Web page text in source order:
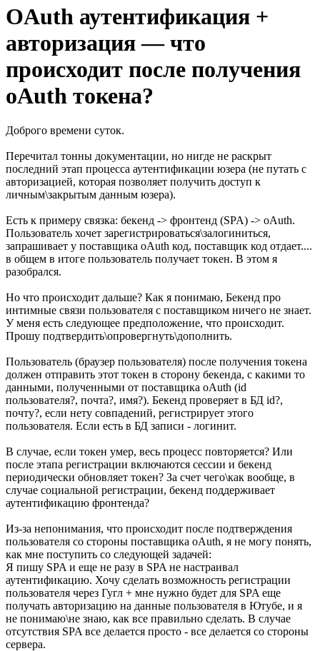
OAuth аутентификация +
авторизация — что
происходит после получения
oAuth токена?
Доброго времени суток.
Перечитал тонны документации, но нигде не раскрыт
последний этап процесса аутентификации юзера (не путать с
авторизацией, которая позволяет получить доступ к
личным\закрытым данным юзера).
Есть к примеру связка: бекенд -> фронтенд (SPA) -> oAuth.
Пользователь хочет зарегистрироваться\залогиниться,
запрашивает у поставщика oAuth код, поставщик код отдает....
в общем в итоге пользователь получает токен. В этом я
разобрался.
Но что происходит дальше? Как я понимаю, Бекенд про
интимные связи пользователя с поставщиком ничего не знает.
У меня есть следующее предположение, что происходит.
Прошу подтвердить\опровергнуть\дополнить.
Пользователь (браузер пользователя) после получения токена
должен отправить этот токен в сторону бекенда, с какими то
данными, полученными от поставщика oAuth (id
пользователя?, почта?, имя?). Бекенд проверяет в БД id?,
почту?, если нету совпадений, регистрирует этого
пользователя. Если есть в БД записи - логинит.
В случае, если токен умер, весь процесс повторяется? Или
после этапа регистрации включаются сессии и бекенд
периодически обновляет токен? За счет чего\как вообще, в
случае социальной регистрации, бекенд поддерживает
аутентификацию фронтенда?
Из-за непонимания, что происходит после подтверждения
пользователя со стороны поставщика oAuth, я не могу понять,
как мне поступить со следующей задачей:
Я пишу SPA и еще не разу в SPA не настраивал
аутентификацию. Хочу сделать возможность регистрации
пользователя через Гугл + мне нужно будет для SPA еще
получать авторизацию на данные пользователя в Ютубе, и я
не понимаю\не знаю, как все правильно сделать. В случае
отсутствия SPA все делается просто - все делается со стороны
сервера.